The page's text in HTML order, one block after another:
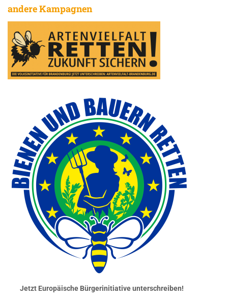
andere Kampagnen
Jetzt Europäische Bürgerinitiative unterschreiben!